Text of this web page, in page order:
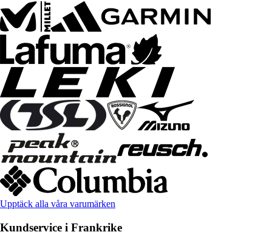
Upptäck alla våra varumärken
Kundservice i Frankrike